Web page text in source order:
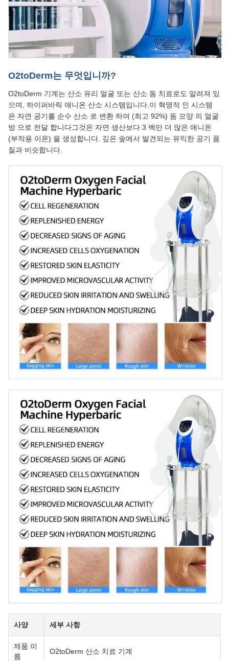
O2toDerm는 무엇입니까?
O2toDerm 기계는 산소 유리 얼굴 또는 산소 돔 치료로도 알려져 있
으며, 하이퍼바릭 애니온 산소 시스템입니다.이 혁명적 인 시스템
은 자연 공기를 순수 산소 로 변환 하여 (최고 92%) 돔 모양 의 얼굴
방 으로 전달 합니다그것은 자연 생산보다 3 백만 더 많은 애니온
(부작용 이온) 을 생성합니다. 깊은 숲에서 발견되는 유익한 공기 품
질과 비슷합니다.
사양 세부 사항
제품 이
름
O2toDerm 산소 치료 기계